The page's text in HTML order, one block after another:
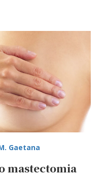
Gaetana
mastectomia